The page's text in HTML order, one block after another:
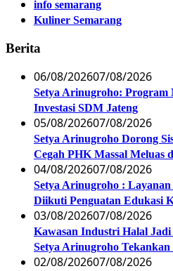
info semarang
Kuliner Semarang
Berita
06/08/202607/08/2026
Setya Arinugroho: Program
Investasi SDM Jateng
05/08/202607/08/2026
Setya Arinugroho Dorong
Cegah PHK Massal Meluas
04/08/202607/08/2026
Setya Arinugroho :
Diikuti Penguatan Edukasi
03/08/202607/08/2026
Kawasan Industri Halal
Setya Arinugroho
02/08/202607/08/2026